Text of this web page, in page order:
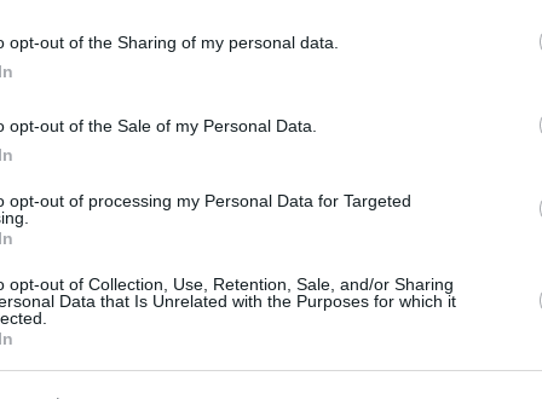
opt-out of the Sharing of my personal data.
opt-out of the Sale of my Personal Data.
opt-out of processing my Personal Data for Targeted
opt-out of Collection, Use, Retention, Sale, and/or Sharing
Data that Is Unrelated with the Purposes for which it
οι αναγνώστες του
ο πρωταγωνιστής αυτές τις ημέρες.
του μπακάλη & 6 τρόποι να
έχει την τιμητική του. Ωστόσο, ο σουσαμένιος
ένα γλύκισμα επίκαιρο όλον το χρόνο, γι αυτό αξίζει